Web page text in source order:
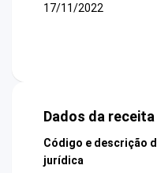
17/11/2022
Dados da receita
Código e descrição
jurídica